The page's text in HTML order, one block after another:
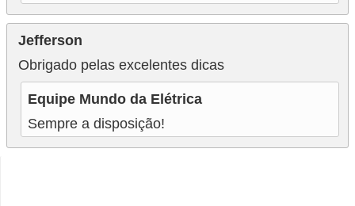
Jefferson
Obrigado pelas excelentes dicas
Equipe Mundo da Elétrica
Sempre a disposição!